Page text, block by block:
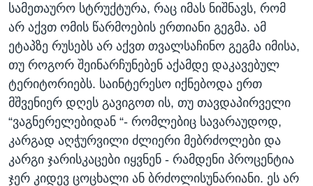
სამეთაურო სტრუქტურა, რაც იმას ნიშნავს, რომ
არ აქვთ ომის წარმოების ერთიანი გეგმა. ამ
ეტაპზე რუსებს არ აქვთ თვალსაჩინო გეგმა იმისა,
თუ როგორ შეინარჩუნებენ აქამდე დაკავებულ
ტერიტორიებს. საინტერესო იქნებოდა ერთ
მშვენიერ დღეს გავიგოთ ის, თუ თავდაპირველი
“ვაგნერელებიდან “- რომლებიც სავარაუდოდ,
კარგად აღჭურვილი ძლიერი მებრძოლები და
კარგი ჯარისკაცები იყვნენ - რამდენი პროცენტია
ჯერ კიდევ ცოცხალი ან ბრძოლისუნარიანი. ეს არ